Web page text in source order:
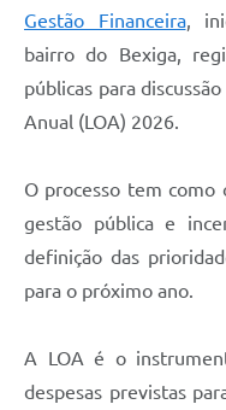
Gestão Financeira,
bairro do Bexiga,
públicas para
Anual (LOA) 2026.
O processo tem como
gestão pública e
definição das
para o próximo ano.
A LOA é o
despesas previstas